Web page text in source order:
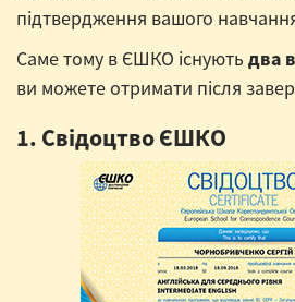
підтвердження вашого
Саме тому в ЄШКО існують два
ви можете отримати після
1. Свідоцтво ЄШКО